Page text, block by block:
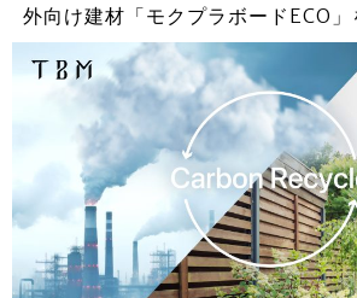
外向け建材「モクプラボードECO」